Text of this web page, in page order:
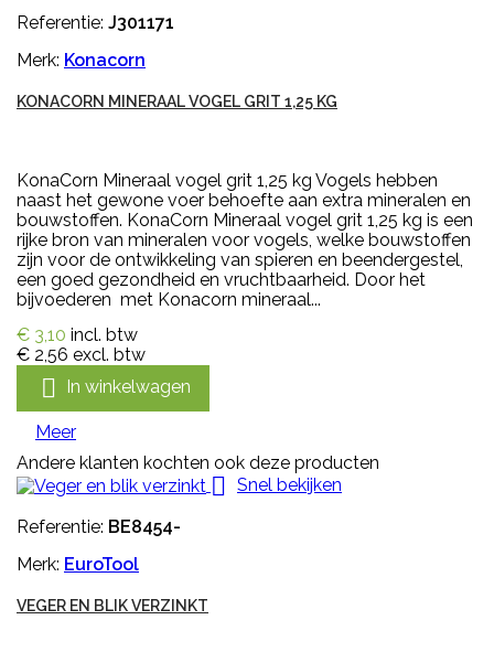
Referentie: J301171
Merk: Konacorn
KONACORN MINERAAL VOGEL GRIT 1,25 KG
KonaCorn Mineraal vogel grit 1,25 kg Vogels hebben
naast het gewone voer behoefte aan extra mineralen en
bouwstoffen. KonaCorn Mineraal vogel grit 1,25 kg is een
rijke bron van mineralen voor vogels, welke bouwstoffen
zijn voor de ontwikkeling van spieren en beendergestel,
een goed gezondheid en vruchtbaarheid. Door het
bijvoederen met Konacorn mineraal...
€ 3,10 incl. btw
€ 2,56 excl. btw
 In winkelwagen
Meer
Andere klanten kochten ook deze producten
 Snel bekijken
Referentie: BE8454-
Merk: EuroTool
VEGER EN BLIK VERZINKT